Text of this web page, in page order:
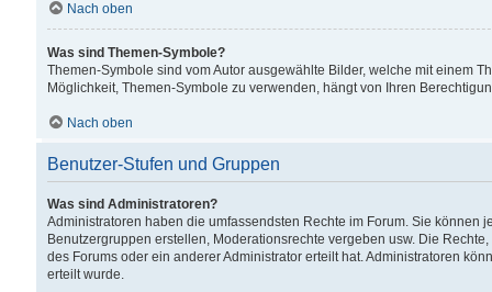
Nach oben
Was sind Themen-Symbole?
Themen-Symbole sind vom Autor ausgewählte Bilder, welche mit einem
Möglichkeit, Themen-Symbole zu verwenden, hängt von Ihren
Nach oben
Benutzer-Stufen und Gruppen
Was sind Administratoren?
Administratoren haben die umfassendsten Rechte im Forum. Sie können
Benutzergruppen erstellen, Moderationsrechte vergeben usw. Die
des Forums oder ein anderer Administrator erteilt hat. Administratoren
erteilt wurde.